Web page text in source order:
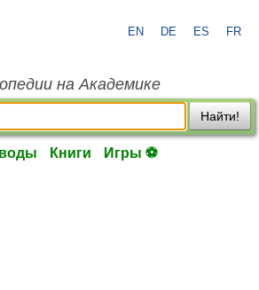
EN DE ES FR
на Академике
Найти!
Книги Игры ⚽